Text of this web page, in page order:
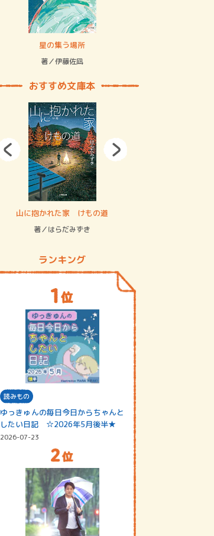
星の集う場所
著／伊藤佐凪
おすすめ文庫本
山に抱かれた家 けもの道
著／はらだみずき
ランキング
読みもの
ゆっきゅんの毎日今日からちゃんと
したい日記 ☆2026年5月後半★
2026-07-23